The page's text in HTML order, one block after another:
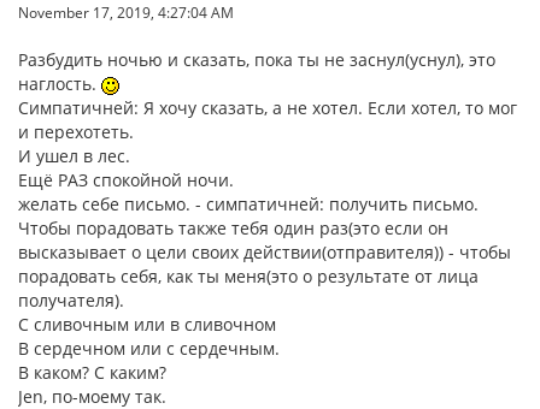
November 17, 2019, 4:27:04 AM
Разбудить ночью и сказать, пока ты не заснул(уснул), это
наглость.
Симпатичней: Я хочу сказать, а не хотел. Если хотел, то мог
и перехотеть.
И ушел в лес.
Ещё РАЗ спокойной ночи.
желать себе письмо. - симпатичней: получить письмо.
Чтобы порадовать также тебя один раз(это если он
высказывает о цели своих действии(отправителя)) - чтобы
порадовать себя, как ты меня(это о результате от лица
получателя).
С сливочным или в сливочном
В сердечном или с сердечным.
В каком? С каким?
Jen, по-моему так.